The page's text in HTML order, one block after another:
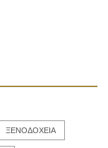
ΞΕΝΟΔΟΧΕΙΑ